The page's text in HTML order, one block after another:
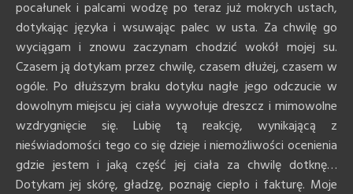
pocałunek i palcami wodzę po teraz już mokrych ustach,
dotykając języka i wsuwając palec w usta. Za chwilę go
wyciągam i znowu zaczynam chodzić wokół mojej su.
Czasem ją dotykam przez chwilę, czasem dłużej, czasem w
ogóle. Po dłuższym braku dotyku nagłe jego odczucie w
dowolnym miejscu jej ciała wywołuje dreszcz i mimowolne
wzdrygnięcie się. Lubię tą reakcję, wynikającą z
nieświadomości tego co się dzieje i niemożliwości ocenienia
gdzie jestem i jaką część jej ciała za chwilę dotknę…
Dotykam jej skórę, gładzę, poznaję ciepło i fakturę. Moje